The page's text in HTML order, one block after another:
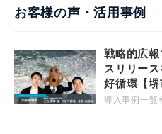
お客様の声・活用事例
戦略的広
スリリー
好循環【堺
導入事例一覧